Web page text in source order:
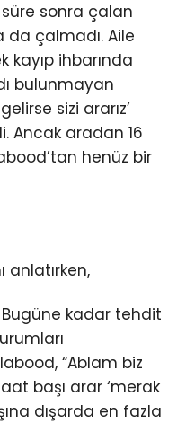
süre sonra çalan
çalmadı. Aile
kayıp ihbarında
bulunmayan
sizi ararız’
Ancak aradan 16
henüz bir
anlatırken,
Bugüne kadar tehdit
“Ablam biz
başı arar ‘merak
dışarda en fazla